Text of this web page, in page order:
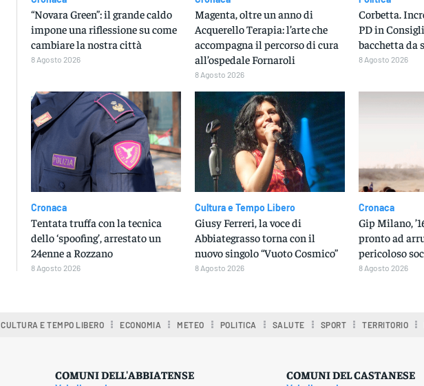
“Novara Green”: il grande caldo
impone una riflessione su come
cambiare la nostra città
8 Agosto 2026
Magenta, oltre un anno di
Acquerello Terapia: l’arte che
accompagna il percorso di cura
all’ospedale Fornaroli
8 Agosto 2026
Corbetta.
PD in
bacchetta da
8 Agosto 2026
Cronaca
Tentata truffa con la tecnica
dello ‘spoofing’, arrestato un
24enne a Rozzano
8 Agosto 2026
Cultura e Tempo Libero
Giusy Ferreri, la voce di
Abbiategrasso torna con il
nuovo singolo “Vuoto Cosmico”
8 Agosto 2026
Cronaca
Gip Milano,
pronto ad
pericoloso
8 Agosto 2026
CULTURA E TEMPO LIBERO ECONOMIA METEO POLITICA SALUTE SPORT TERRITORIO
COMUNI DELL'ABBIATENSE COMUNI DEL CASTANESE